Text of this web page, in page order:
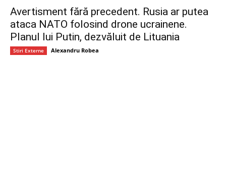
Avertisment fără precedent. Rusia ar putea
ataca NATO folosind drone ucrainene.
Planul lui Putin, dezvăluit de Lituania
Stiri Externe Alexandru Robea